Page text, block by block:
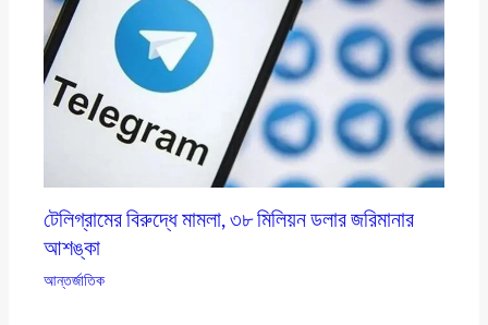
টেলিগ্রামের বিরুদ্ধে মামলা, ৩৮ মিলিয়ন ডলার জরিমানার
আশঙ্কা
আন্তর্জাতিক